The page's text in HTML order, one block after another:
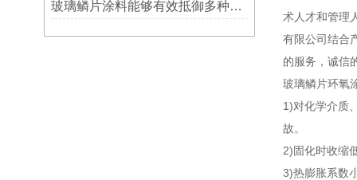
玻璃鳞片涂料能够有效抵御多种化学物质侵蚀
术人才和管理
有限公司结合
的服务，诚信
玻璃鳞片环氧
1)对化学介质
故。
2)固化时收缩
3)热膨胀系数